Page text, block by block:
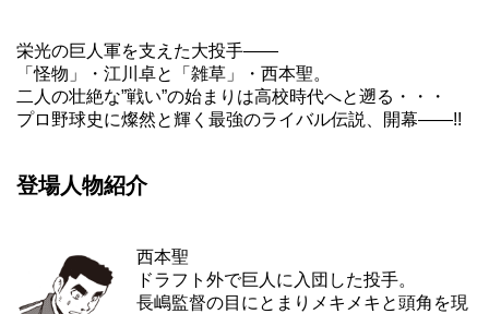
栄光の巨人軍を支えた大投手――
「怪物」・江川卓と「雑草」・西本聖。
二人の壮絶な”戦い”の始まりは高校時代へと遡る・・・
プロ野球史に燦然と輝く最強のライバル伝説、開幕――!!
登場人物紹介
西本聖
ドラフト外で巨人に入団した投手。
長嶋監督の目にとまりメキメキと頭角を現